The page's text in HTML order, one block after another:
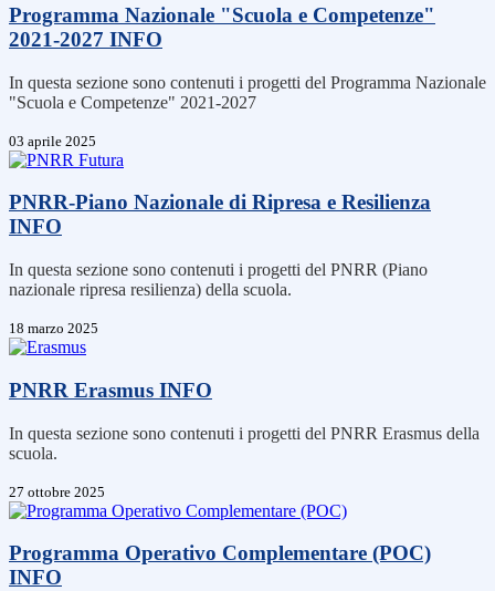
Programma Nazionale "Scuola e Competenze"
2021-2027 INFO
In questa sezione sono contenuti i progetti del Programma Nazionale
"Scuola e Competenze" 2021-2027
03 aprile 2025
PNRR-Piano Nazionale di Ripresa e Resilienza
INFO
In questa sezione sono contenuti i progetti del PNRR (Piano
nazionale ripresa resilienza) della scuola.
18 marzo 2025
PNRR Erasmus INFO
In questa sezione sono contenuti i progetti del PNRR Erasmus della
scuola.
27 ottobre 2025
Programma Operativo Complementare (POC)
INFO